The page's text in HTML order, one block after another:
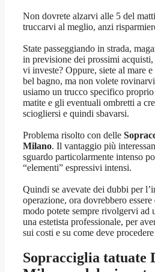
Non dovrete alzarvi alle 5 del
truccarvi al meglio, anzi
State passeggiando in strada,
in previsione dei prossimi
vi investe? Oppure, siete al mare
bel bagno, ma non volete
usiamo un trucco specifico
matite e gli eventuali ombretti a
sciogliersi e quindi sbavarsi.
Problema risolto con delle
Milano. Il vantaggio più
sguardo particolarmente intenso
“elementi” espressivi intensi.
Quindi se avevate dei dubbi per
operazione, ora dovrebbero
modo potete sempre rivolgervi ad
una estetista professionale, per
sui costi e su come deve
Sopracciglia tatuate